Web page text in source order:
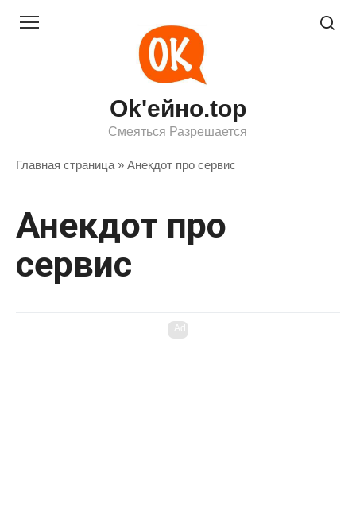
Ok'ейно.top
Смеяться Разрешается
Главная страница » Анекдот про сервис
Анекдот про
сервис
Ad